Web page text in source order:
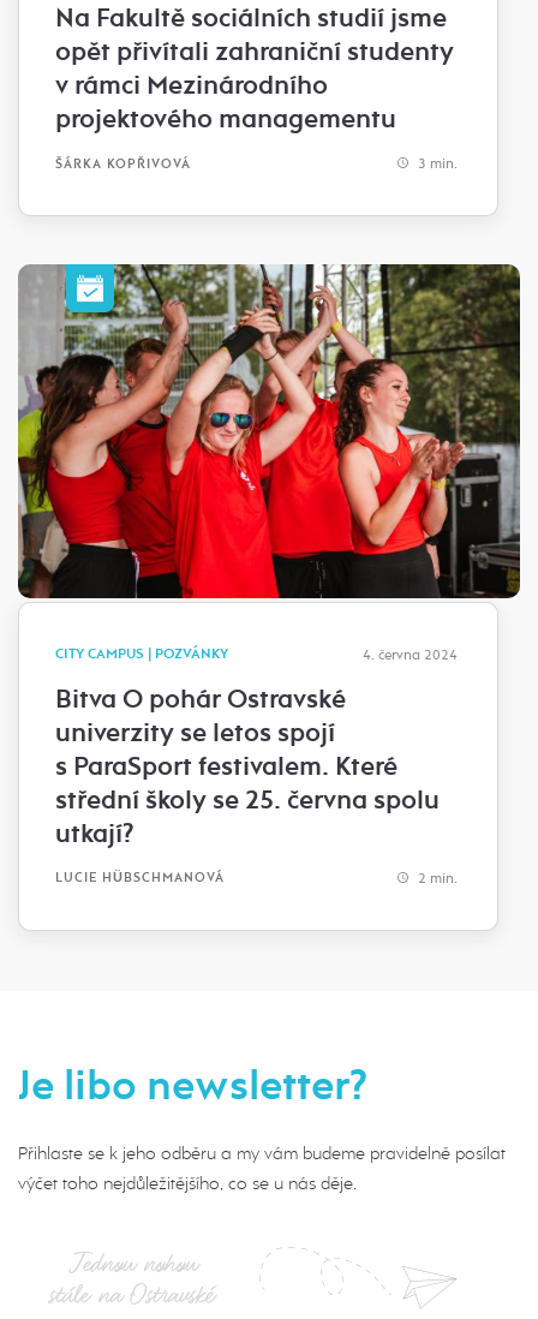
Na Fakultě sociálních studií jsme
opět přivítali zahraniční studenty
v rámci Mezinárodního
projektového managementu
ŠÁRKA KOPŘIVOVÁ 3 min.
CITY CAMPUS | POZVÁNKY 4. června 2024
Bitva O pohár Ostravské
univerzity se letos spojí
s ParaSport festivalem. Které
střední školy se 25. června spolu
utkají?
LUCIE HÜBSCHMANOVÁ 2 min.
Je libo newsletter?
Přihlaste se k jeho odběru a my vám budeme pravidelně posílat
výčet toho nejdůležitějšího, co se u nás děje.
Jednou nohou
stále na Ostravské